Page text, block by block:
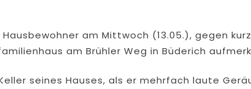
am Mittwoch (13.05.), gegen kurz
am Brühler Weg in Büderich
seines Hauses, als er mehrfach laute